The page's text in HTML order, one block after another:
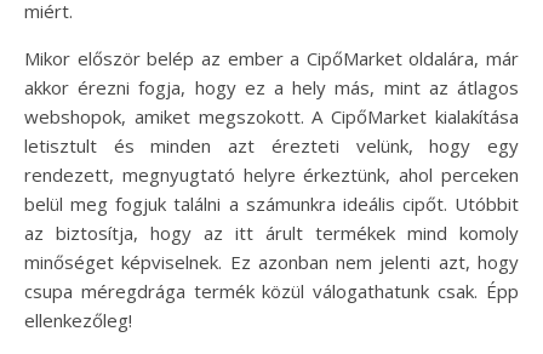
miért.
Mikor először belép az ember a CipőMarket oldalára, már
akkor érezni fogja, hogy ez a hely más, mint az átlagos
webshopok, amiket megszokott. A CipőMarket kialakítása
letisztult és minden azt érezteti velünk, hogy egy
rendezett, megnyugtató helyre érkeztünk, ahol perceken
belül meg fogjuk találni a számunkra ideális cipőt. Utóbbit
az biztosítja, hogy az itt árult termékek mind komoly
minőséget képviselnek. Ez azonban nem jelenti azt, hogy
csupa méregdrága termék közül válogathatunk csak. Épp
ellenkezőleg!